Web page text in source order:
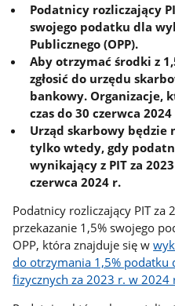
Podatnicy rozliczający
swojego podatku dla
Publicznego (OPP).
Aby otrzymać środki z
zgłosić do urzędu
bankowy. Organizacje,
czas do 30 czerwca
Urząd skarbowy będzie
tylko wtedy, gdy
wynikający z PIT za
czerwca 2024 r.
Podatnicy rozliczający PIT
przekazanie 1,5% swojego
OPP, która znajduje się w
do otrzymania 1,5% podatku
fizycznych za 2023 r. w 2024